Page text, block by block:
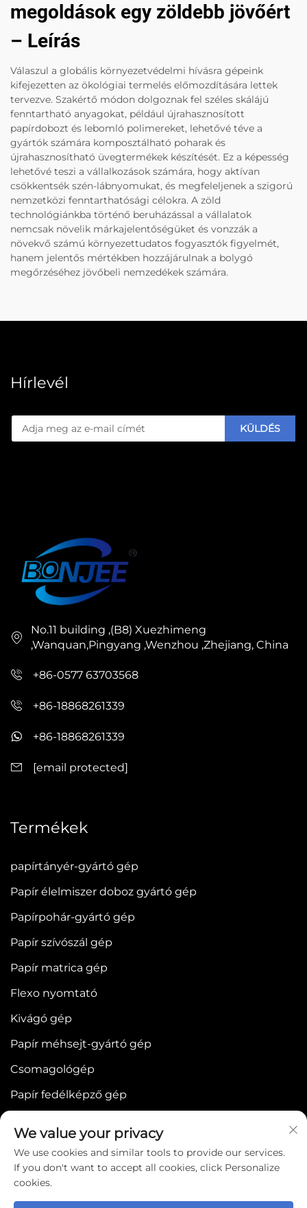
megoldások egy zöldebb jövőért
– Leírás
Válaszul a globális környezetvédelmi hívásra gépeink
kifejezetten az ökológiai termelés előmozdítására lettek
tervezve. Szakértő módon dolgoznak fel széles skálájú
fenntartható anyagokat, például újrahasznosított
papírdobozt és lebomló polimereket, lehetővé téve a
gyártók számára komposztálható poharak és
újrahasznosítható üvegtermékek készítését. Ez a képesség
lehetővé teszi a vállalkozások számára, hogy aktívan
csökkentsék szén-lábnyomukat, és megfeleljenek a szigorú
nemzetközi fenntarthatósági célokra. A zöld
technológiánkba történő beruházással a vállalatok
nemcsak növelik márkajelentőségüket és vonzzák a
növekvő számú környezettudatos fogyasztók figyelmét,
hanem jelentős mértékben hozzájárulnak a bolygó
megőrzéséhez jövőbeli nemzedékek számára.
Hírlevél
KÜLDÉS
No.11 building ,(B8) Xuezhimeng
,Wanquan,Pingyang ,Wenzhou ,Zhejiang, China
+86-0577 63703568
+86-18868261339
+86-18868261339
[email protected]
Termékek
papírtányér-gyártó gép
Papír élelmiszer doboz gyártó gép
Papírpohár-gyártó gép
Papír szívószál gép
Papír matrica gép
Flexo nyomtató
Kivágó gép
Papír méhsejt-gyártó gép
Csomagológép
Papír fedélképző gép
We value your privacy
We use cookies and similar tools to provide our services.
If you don't want to accept all cookies, click Personalize
cookies.